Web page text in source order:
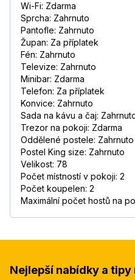
Wi-Fi: Zdarma
Sprcha: Zahrnuto
Pantofle: Zahrnuto
Župan: Za příplatek
Fén: Zahrnuto
Televize: Zahrnuto
Minibar: Zdarma
Telefon: Za příplatek
Konvice: Zahrnuto
Sada na kávu a čaj:
Trezor na pokoji: Zdarma
Oddělené postele: Zahrnuto
Postel King size: Zahrnuto
Velikost: 78
Počet místností v pokoji: 2
Počet koupelen: 2
Maximální počet hostů na
Nejlepší nabídky a